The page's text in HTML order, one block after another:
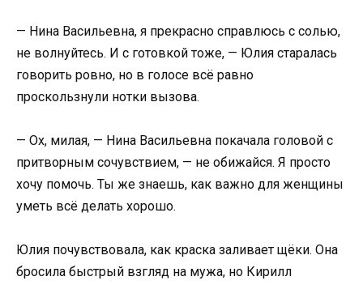
— Нина Васильевна, я прекрасно справлюсь с солью,
не волнуйтесь. И с готовкой тоже, — Юлия старалась
говорить ровно, но в голосе всё равно
проскользнули нотки вызова.
— Ох, милая, — Нина Васильевна покачала головой с
притворным сочувствием, — не обижайся. Я просто
хочу помочь. Ты же знаешь, как важно для женщины
уметь всё делать хорошо.
Юлия почувствовала, как краска заливает щёки. Она
бросила быстрый взгляд на мужа, но Кирилл